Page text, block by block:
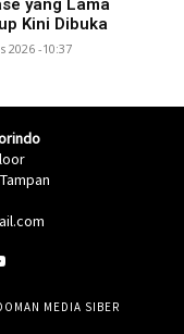
yang Lama
Kini Dibuka
2026 -10:37
MEDIA SIBER